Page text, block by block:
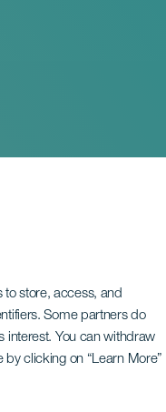
to store, access, and
Some partners do
interest. You can withdraw
clicking on “Learn More”
del